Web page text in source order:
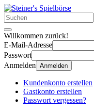
Willkommen zurück!
E-Mail-Adresse
Passwort
Anmelden Anmelden
Kundenkonto erstellen
Gastkonto erstellen
Passwort vergessen?